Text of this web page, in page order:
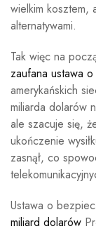
wielkim kosztem,
alternatywami.
Tak więc na
zaufana ustawa o
amerykańskich
miliarda dolarów
ale szacuje się,
ukończenie
zasnął, co
Ustawa o
miliard dolarów